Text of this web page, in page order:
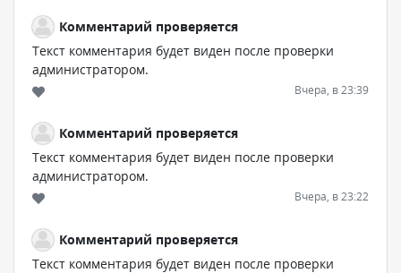
Комментарий проверяется
Текст комментария будет виден после проверки
администратором.
Вчера, в 23:39
Комментарий проверяется
Текст комментария будет виден после проверки
администратором.
Вчера, в 23:22
Комментарий проверяется
Текст комментария будет виден после проверки